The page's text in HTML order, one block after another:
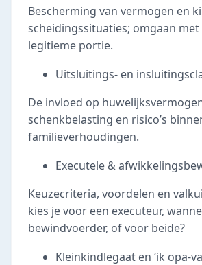
Bescherming van vermogen en
scheidingssituaties; omgaan
legitieme portie.
Uitsluitings- en
De invloed op
schenkbelasting en risico’s
familieverhoudingen.
Executele &
Keuzecriteria, voordelen en
kies je voor een executeur,
bewindvoerder, of voor beide?
Kleinkindlegaat en ‘ik opa-